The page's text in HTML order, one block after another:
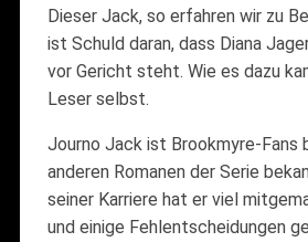
Dieser Jack, so erfahren wir zu
ist Schuld daran, dass Diana
vor Gericht steht. Wie es dazu
Leser selbst.
Journo Jack ist Brookmyre-Fans
anderen Romanen der Serie
seiner Karriere hat er viel
und einige Fehlentscheidungen